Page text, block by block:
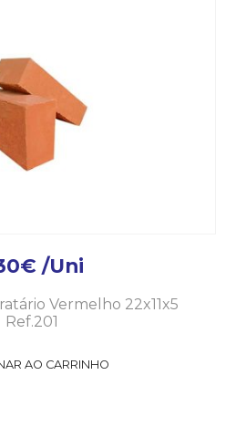
€ /Uni
Vermelho 22x11x5
Ref.201
AO CARRINHO